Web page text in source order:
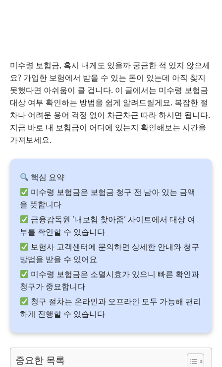
미수령 보험금, 혹시 내게도 있을까 궁금한 적 있지 않으세
요? 가입한 보험에서 받을 수 있는 돈이 있는데 아직 찾지
못했다면 아쉬움이 클 겁니다. 이 글에서는 미수령 보험금
대상 여부 확인하는 방법을 쉽게 알려드릴게요. 복잡한 절
차나 어려운 용어 걱정 없이 차근차근 따라 하시면 됩니다.
지금 바로 내 보험금이 어디에 있는지 확인해보는 시간을
가져보세요.
핵심 요약
미수령 보험금은 보험금 청구 전 남아 있는 금액
을 뜻합니다
금융감독원 ‘내보험 찾아줌’ 사이트에서 대상 여
부를 확인할 수 있습니다
보험사 고객센터에 문의하면 상세한 안내와 청구
방법을 받을 수 있어요
미수령 보험금은 소멸시효가 있으니 빠른 확인과
청구가 중요합니다
청구 절차는 온라인과 오프라인 모두 가능해 편리
하게 진행할 수 있습니다
중요한 목록